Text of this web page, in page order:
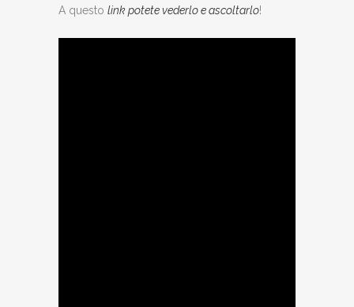
A questo link potete vederlo e ascoltarlo!